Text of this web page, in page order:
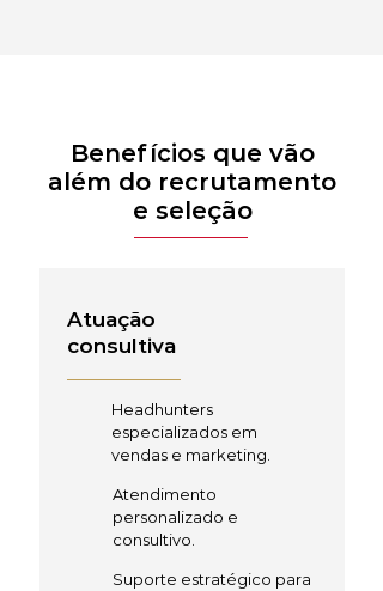
Benefícios que vão
além do recrutamento
e seleção
Atuação
consultiva
Headhunters
especializados em
vendas e marketing.
Atendimento
personalizado e
consultivo.
Suporte estratégico para